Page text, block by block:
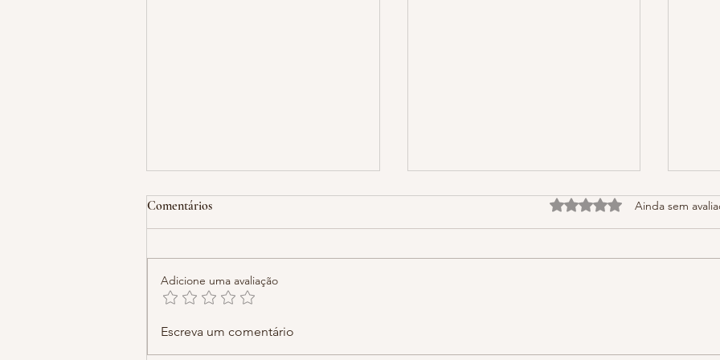
Guia Definitivo: Como Melhorar
Comentários Avaliado com 0 de 5
Ainda sem
Adicione uma avaliação
Escreva um comentário